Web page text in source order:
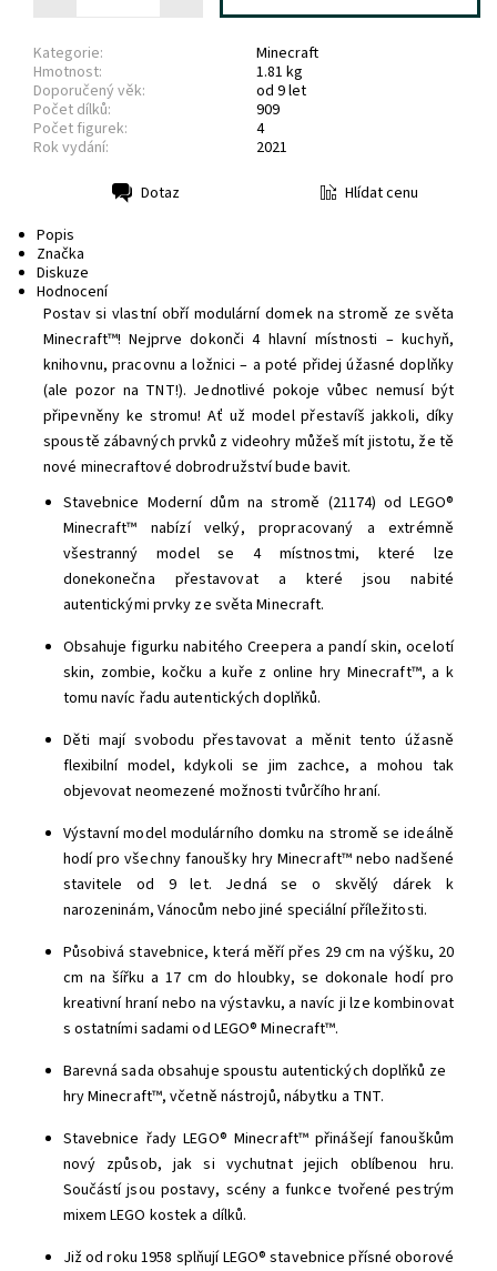
Kategorie:
Minecraft
Hmotnost:
1.81 kg
Doporučený věk:
od 9 let
Počet dílků:
909
Počet figurek:
4
Rok vydání:
2021
Dotaz
Hlídat cenu
Popis
Značka
Diskuze
Hodnocení
Postav si vlastní obří modulární domek na stromě ze světa
Minecraft™! Nejprve dokonči 4 hlavní místnosti – kuchyň,
knihovnu, pracovnu a ložnici – a poté přidej úžasné doplňky
(ale pozor na TNT!). Jednotlivé pokoje vůbec nemusí být
připevněny ke stromu! Ať už model přestavíš jakkoli, díky
spoustě zábavných prvků z videohry můžeš mít jistotu, že tě
nové minecraftové dobrodružství bude bavit.
Stavebnice Moderní dům na stromě (21174) od LEGO®
Minecraft™ nabízí velký, propracovaný a extrémně
všestranný model se 4 místnostmi, které lze
donekonečna přestavovat a které jsou nabité
autentickými prvky ze světa Minecraft.
Obsahuje figurku nabitého Creepera a pandí skin, ocelotí
skin, zombie, kočku a kuře z online hry Minecraft™, a k
tomu navíc řadu autentických doplňků.
Děti mají svobodu přestavovat a měnit tento úžasně
flexibilní model, kdykoli se jim zachce, a mohou tak
objevovat neomezené možnosti tvůrčího hraní.
Výstavní model modulárního domku na stromě se ideálně
hodí pro všechny fanoušky hry Minecraft™ nebo nadšené
stavitele od 9 let. Jedná se o skvělý dárek k
narozeninám, Vánocům nebo jiné speciální příležitosti.
Působivá stavebnice, která měří přes 29 cm na výšku, 20
cm na šířku a 17 cm do hloubky, se dokonale hodí pro
kreativní hraní nebo na výstavku, a navíc ji lze kombinovat
s ostatními sadami od LEGO® Minecraft™.
Barevná sada obsahuje spoustu autentických doplňků ze
hry Minecraft™, včetně nástrojů, nábytku a TNT.
Stavebnice řady LEGO® Minecraft™ přinášejí fanouškům
nový způsob, jak si vychutnat jejich oblíbenou hru.
Součástí jsou postavy, scény a funkce tvořené pestrým
mixem LEGO kostek a dílků.
Již od roku 1958 splňují LEGO® stavebnice přísné oborové